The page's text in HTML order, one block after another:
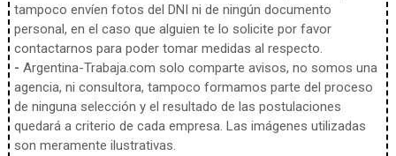
tampoco envíen fotos del DNI ni de ningún documento
personal, en el caso que alguien te lo solicite por favor
contactarnos para poder tomar medidas al respecto.
- Argentina-Trabaja.com solo comparte avisos, no somos una
agencia, ni consultora, tampoco formamos parte del proceso
de ninguna selección y el resultado de las postulaciones
quedará a criterio de cada empresa. Las imágenes utilizadas
son meramente ilustrativas.